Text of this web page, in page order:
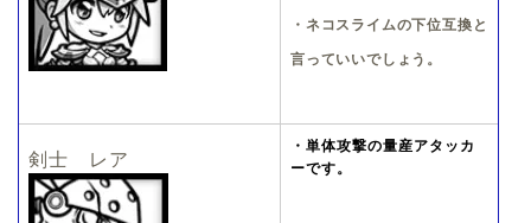
・ネコスライムの下位互換と
言っていいでしょう。
剣士 レア
・ 単体攻撃の量産アタッカ
ーです。